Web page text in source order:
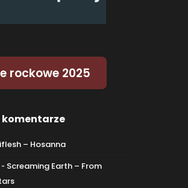
rockowe 2025
komentarze
– Hosanna
- Screaming Earth – From